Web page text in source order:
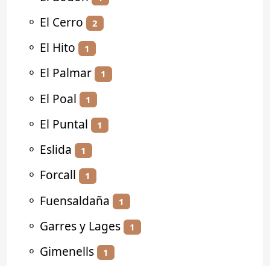
⚬ El Cerro 2
⚬ El Hito 1
⚬ El Palmar 1
⚬ El Poal 1
⚬ El Puntal 1
⚬ Eslida 1
⚬ Forcall 1
⚬ Fuensaldaña 1
⚬ Garres y Lages 1
⚬ Gimenells 1